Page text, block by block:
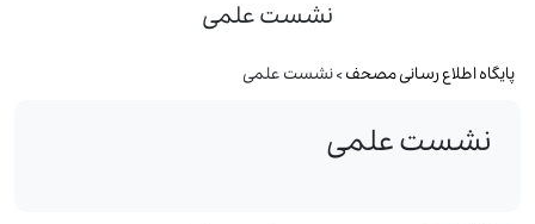
نشست علمی
پایگاه اطلاع رسانی مصحف> نشست علمی
نشست علمی